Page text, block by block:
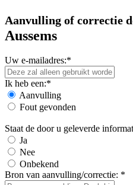
Aanvulling of correctie
Aussems
Uw e-mailadres:*
Ik heb een:*
Aanvulling
Fout gevonden
Staat de door u geleverde
Ja
Nee
Onbekend
Bron van aanvulling/correctie: *